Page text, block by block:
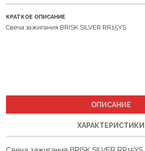
КРАТКОЕ ОПИСАНИЕ
Свеча зажигания BRISK SILVER RR15YS
ХАРАКТЕРИСТИКИ
Свеча зажигания BRISK SILVER RR15YS